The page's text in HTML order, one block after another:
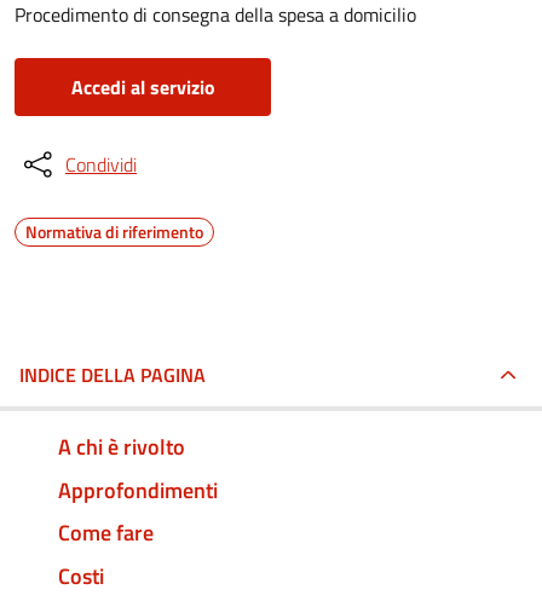
Procedimento di consegna della spesa a domicilio
Accedi al servizio
Condividi
Normativa di riferimento
INDICE DELLA PAGINA
A chi è rivolto
Approfondimenti
Come fare
Costi